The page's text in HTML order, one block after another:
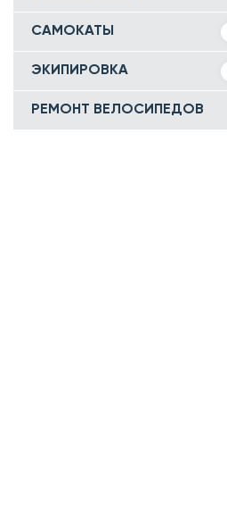
САМОКАТЫ
ЭКИПИРОВКА
РЕМОНТ ВЕЛОСИПЕДОВ